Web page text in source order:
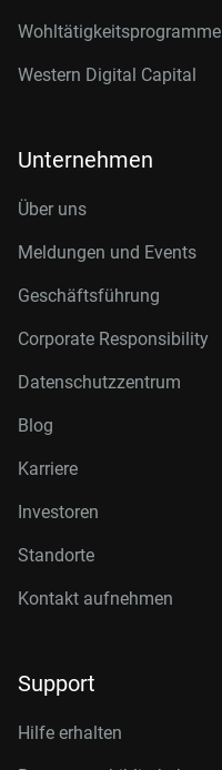
Wohltätigkeitsprogramme
Western Digital Capital
Unternehmen
Über uns
Meldungen und Events
Geschäftsführung
Corporate Responsibility
Datenschutzzentrum
Blog
Karriere
Investoren
Standorte
Kontakt aufnehmen
Support
Hilfe erhalten